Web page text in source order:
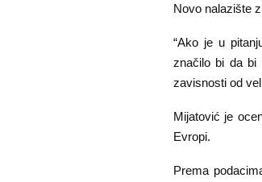
Novo nalazište
“Ako je u
značilo bi da bi
zavisnosti od
Mijatović je
Evropi.
Prema